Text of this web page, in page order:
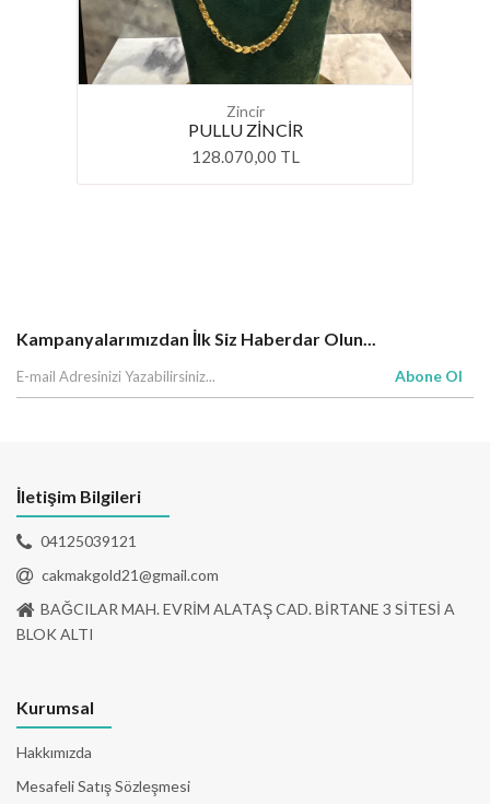
Zincir
PULLU ZİNCİR
128.070,00 TL
Kampanyalarımızdan İlk Siz Haberdar Olun...
Abone Ol
İletişim Bilgileri
04125039121
cakmakgold21@gmail.com
BAĞCILAR MAH. EVRİM ALATAŞ CAD. BİRTANE 3 SİTESİ A
BLOK ALTI
Kurumsal
Hakkımızda
Mesafeli Satış Sözleşmesi